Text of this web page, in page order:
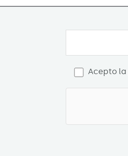
Acepto la